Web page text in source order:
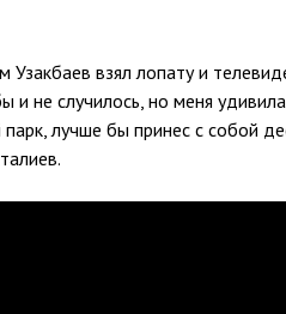
взял лопату и
и не случилось, но меня
лучше бы принес с собой